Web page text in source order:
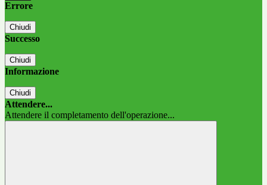
Errore
Chiudi
Successo
Chiudi
Informazione
Chiudi
Attendere...
Attendere il completamento dell'operazione...